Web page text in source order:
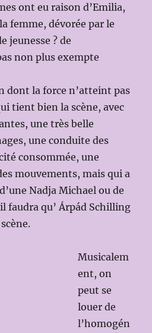
ont eu raison d’Emilia,
femme, dévorée par le
jeunesse ? de
non plus exempte
dont la force n’atteint pas
tient bien la scène, avec
une très belle
une conduite des
consommée, une
mouvements, mais qui a
Nadja Michael ou de
faudra qu’ Árpád Schilling
Musicalem
ent, on
peut se
louer de
l’homogén